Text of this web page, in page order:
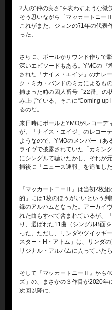
2人の“仲の良さ”を表わすような微
そう思いながら『マッカートニー
これがまた、ジョンの71年の代表
った。
さらに、ポールがサウンド作りで
深いエピソードもある。YMOの『
された「ナイス・エイジ」のナレ
ク・ミカ・バンドのミカによるも
捕まった時の囚人番号「22番」の
み上げている。そこに“Coming up
るのだ。
来日時にポールとYMOがレコーデ
が、「ナイス・エイジ」のレコー
ようなので、YMOのメンバー（あ
ライヴで披露されていた「カミン
にシングルて聴いたかし、それが
捕後に「ニュース速報」を追加した
『マッカートニーⅡ』は当初2枚
的」には1枚のほうがいいという
録のアルバムとなった。アーカイ
れた曲もすべて含まれているが、
り、選ばれた11曲（シングルB面
った。ただし、リンダやツイッギ
スター・H・アトム」は、リンダ
リジナル・アルバムに入っていた
そして『マッカートニーⅡ』から
ズ」の、まさかの３作目が2020年
次回以降に。